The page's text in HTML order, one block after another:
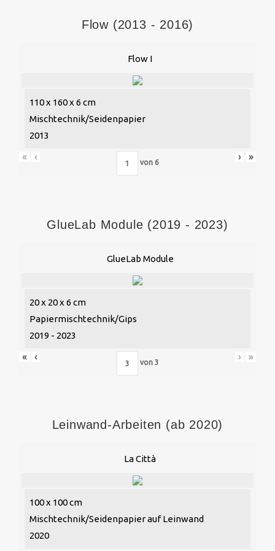
Flow (2013 - 2016)
Flow I
110 x 160 x 6 cm
Mischtechnik/Seidenpapier
2013
« ‹
von 6
› »
GlueLab Module (2019 - 2023)
GlueLab Module
20 x 20 x 6 cm
Papiermischtechnik/Gips
2019 - 2023
« ‹
von 3
› »
Leinwand-Arbeiten (ab 2020)
La Città
100 x 100 cm
Mischtechnik/Seidenpapier auf Leinwand
2020